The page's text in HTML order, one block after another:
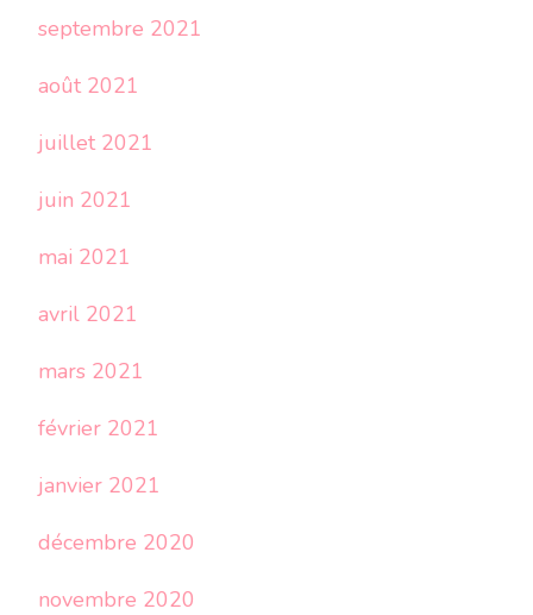
septembre 2021
août 2021
juillet 2021
juin 2021
mai 2021
avril 2021
mars 2021
février 2021
janvier 2021
décembre 2020
novembre 2020